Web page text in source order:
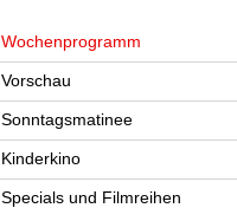
Wochenprogramm
Vorschau
Sonntagsmatinee
Kinderkino
Specials und Filmreihen